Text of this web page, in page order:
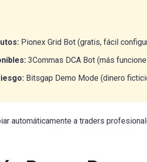
Pionex Grid Bot (gratis, fácil
3Commas DCA Bot (más
Bitsgap Demo Mode (dinero
automáticamente a traders